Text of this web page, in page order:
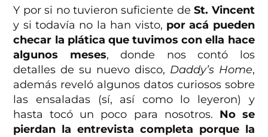
Y por si no tuvieron suficiente deSt. Vincent
y si todavía no la han visto, por acá pueden
checar la plática que tuvimos con ella hace
algunos meses, donde nos contó los
detalles de su nuevo disco, Daddy’s Home,
además reveló algunos datos curiosos sobre
las ensaladas (sí, así como lo leyeron) y
hasta tocó un poco para nosotros. No se
pierdan la entrevista completa porque la